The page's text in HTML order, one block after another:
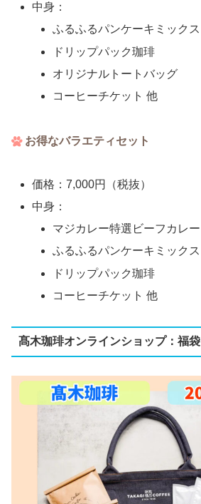
中身：
ふるふるパンケーキミックス
ドリップパック珈琲
オリジナルトートバッグ
コーヒーチケット 他
お得なバラエティセット
価格：7,000円（税抜）
中身：
マジカレー特選ビーフカレー
ふるふるパンケーキミックス
ドリップパック珈琲
コーヒーチケット 他
髙木珈琲オンラインショップ：福袋